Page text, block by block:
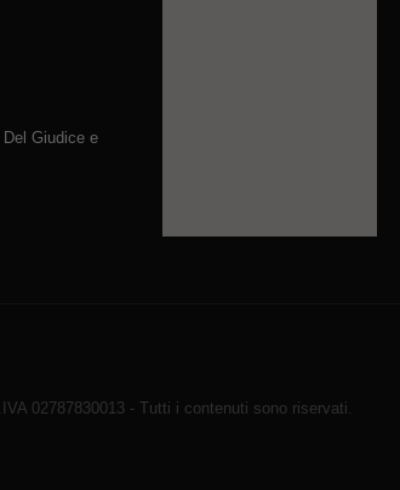
Giudice e
02787830013 - Tutti i contenuti sono riservati.